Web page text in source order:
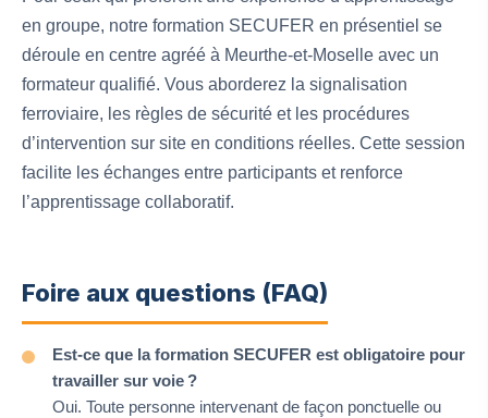
en groupe, notre formation SECUFER en présentiel se
déroule en centre agréé à Meurthe-et-Moselle avec un
formateur qualifié. Vous aborderez la signalisation
ferroviaire, les règles de sécurité et les procédures
d’intervention sur site en conditions réelles. Cette session
facilite les échanges entre participants et renforce
l’apprentissage collaboratif.
Foire aux questions (FAQ)
Est-ce que la formation SECUFER est obligatoire pour
travailler sur voie ?
Oui. Toute personne intervenant de façon ponctuelle ou